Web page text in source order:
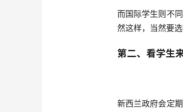
而国际学生则不
然这样，当然要
第二、看学生
新西兰政府会定